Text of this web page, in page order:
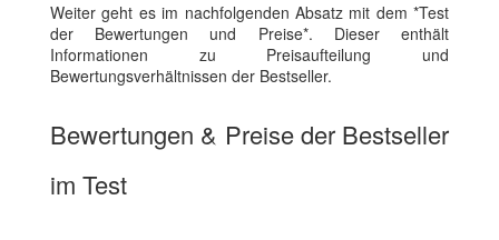
Weiter geht es im nachfolgenden Absatz mit dem *Test
der Bewertungen und Preise*. Dieser enthält
Informationen zu Preisaufteilung und
Bewertungsverhältnissen der Bestseller.
Bewertungen & Preise der Bestseller
im Test